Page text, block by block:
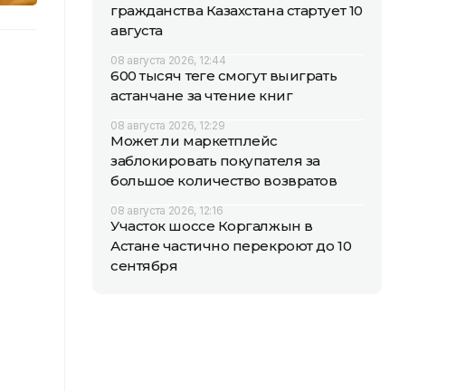
гражданства Казахстана стартует 10
августа
08 августа 2026, 12:44
600 тысяч теңге смогут выиграть
астанчане за чтение книг
08 августа 2026, 12:29
Может ли маркетплейс
заблокировать покупателя за
большое количество возвратов
08 августа 2026, 12:16
Участок шоссе Коргалжын в
Астане частично перекроют до 10
сентября